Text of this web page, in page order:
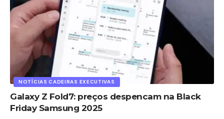
NOTÍCIAS CADEIRAS EXECUTIVAS
Galaxy Z Fold7: preços despencam na Black
Friday Samsung 2025